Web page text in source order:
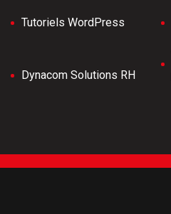
Tutoriels WordPress
Dynacom Solutions RH